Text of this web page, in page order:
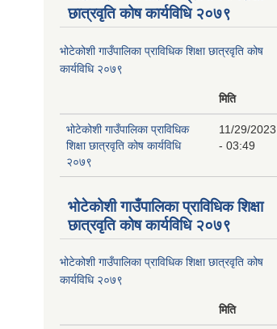
छात्रवृति कोष कार्यविधि २०७९
भोटेकोशी गाउँपालिका प्राविधिक शिक्षा छात्रवृति कोष
कार्यविधि २०७९
मिति
भोटेकोशी गाउँपालिका प्राविधिक
शिक्षा छात्रवृति कोष कार्यविधि
२०७९
11/29/2023
- 03:49
भोटेकोशी गाउँपालिका प्राविधिक शिक्षा
छात्रवृति कोष कार्यविधि २०७९
भोटेकोशी गाउँपालिका प्राविधिक शिक्षा छात्रवृति कोष
कार्यविधि २०७९
मिति